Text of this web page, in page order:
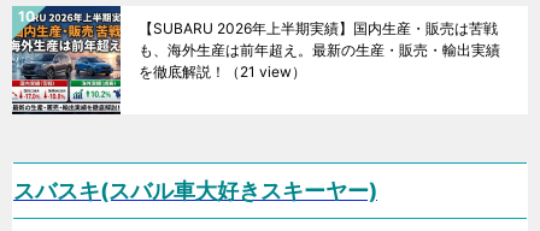
【SUBARU 2026年上半期実績】国内生産・販売は苦戦
も、海外生産は前年超え。最新の生産・販売・輸出実績
を徹底解説！
（21 view）
スバスキ(スバル車大好きスキーヤー)